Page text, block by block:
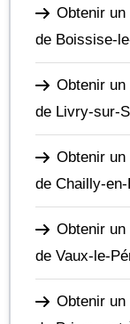
Obtenir
de Boissise-
Obtenir
de Livry-sur-
Obtenir
de Chailly-
Obtenir
de Vaux-le-
Obtenir